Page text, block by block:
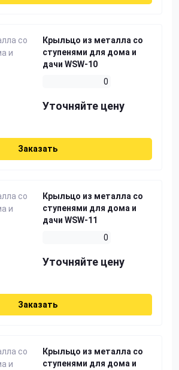
Крыльцо из металла со
ступенями для дома и
дачи WSW-10
0
Уточняйте цену
Заказать
Крыльцо из металла со
ступенями для дома и
дачи WSW-11
0
Уточняйте цену
Заказать
Крыльцо из металла со
ступенями для дома и